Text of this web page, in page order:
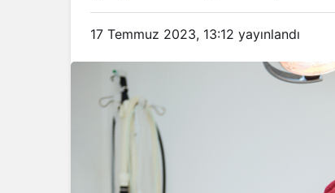
17 Temmuz 2023, 13:12 yayınlandı